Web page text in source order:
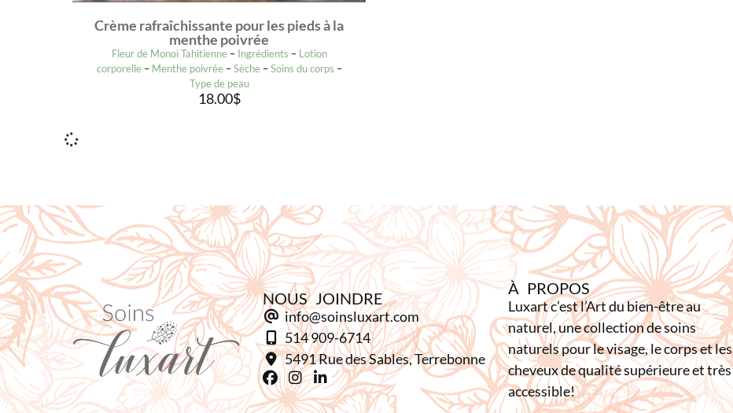
Crème rafraîchissante pour les pieds à la
menthe poivrée
Fleur de Monoï Tahitienne– Ingrédients – Lotion
corporelle– Menthe poivrée–Sèche–Soins du corps –
Type de peau
18.00$
NOUS JOINDRE
info@soinsluxart.com
514 909-6714
5491 Rue des Sables, Terrebonne
À PROPOS
Luxart c’est l’Art du bien-être au
naturel, une collection de soins
naturels pour le visage, le corps et les
cheveux de qualité supérieure et très
accessible!